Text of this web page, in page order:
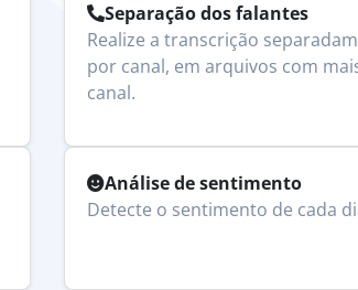
Separação dos falantes
Realize a transcrição
por canal, em arquivos com
canal.
Análise de sentimento
Detecte o sentimento de cada